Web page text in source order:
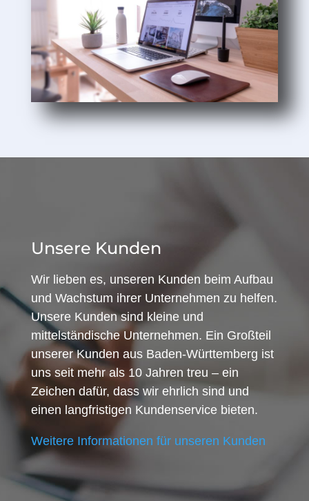
Unsere Kunden
Wir lieben es, unseren Kunden beim Aufbau
und Wachstum ihrer Unternehmen zu helfen.
Unsere Kunden sind kleine und
mittelständische Unternehmen. Ein Großteil
unserer Kunden aus Baden-Württemberg ist
uns seit mehr als 10 Jahren treu – ein
Zeichen dafür, dass wir ehrlich sind und
einen langfristigen Kundenservice bieten.
Weitere Informationen für unseren Kunden